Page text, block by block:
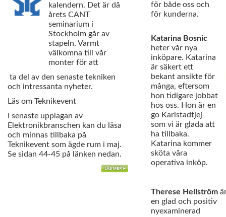
kalendern. Det är då
årets CANT
seminarium i
Stockholm går av
stapeln. Varmt
välkomna till vår
monter för att
ta del av den senaste tekniken
och intressanta nyheter.
Läs om Teknikevent
I senaste upplagan av
Elektronikbranschen kan du läsa
och minnas tillbaka på
Teknikevent som ägde rum i maj.
Se sidan 44-45 på länken nedan.
för både oss och
för kunderna.
Katarina Bosnic
heter vår nya
inköpare. Katarina
är säkert ett
bekant ansikte för
många, eftersom
hon tidigare jobbat
hos oss. Hon är en
go Karlstadtjej
som vi är glada att
ha tillbaka.
Katarina kommer
sköta våra
operativa inköp.
Therese Hellström
en glad och positiv
nyexaminerad